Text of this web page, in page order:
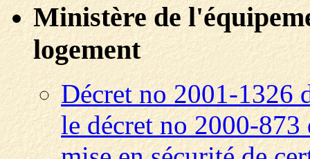
Ministère de
logement
Décret no 2001-1326
le décret no 2000-